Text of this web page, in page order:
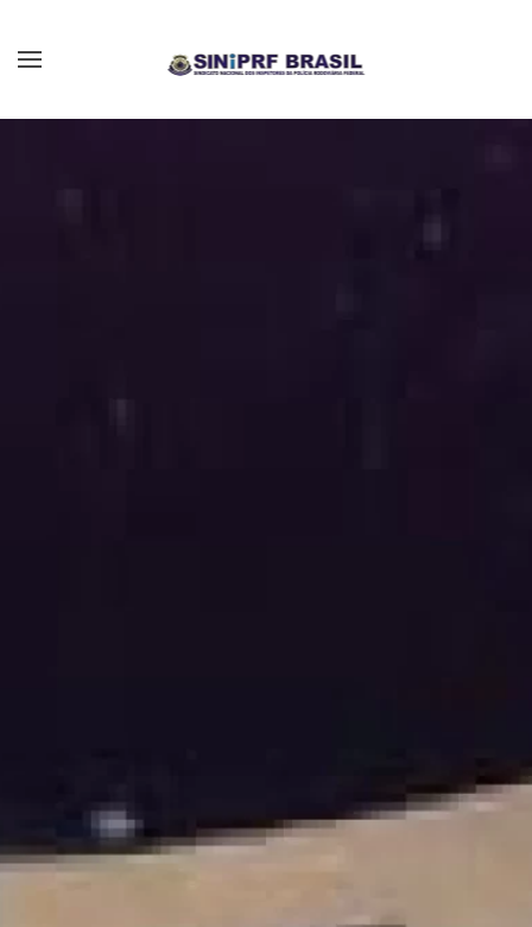
Skip to main content